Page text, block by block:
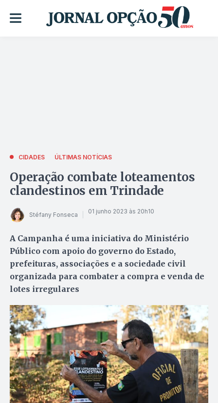
CIDADES ÚLTIMAS NOTÍCIAS
Operação combate loteamentos
clandestinos em Trindade
Stéfany Fonseca 01 junho 2023 às 20h10
A Campanha é uma iniciativa do Ministério
Público com apoio do governo do Estado,
prefeituras, associações e a sociedade civil
organizada para combater a compra e venda de
lotes irregulares